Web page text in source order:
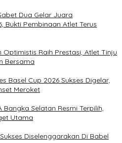
Dua Gelar Juara
Bukti Pembinaan Atlet Terus
Raih Prestasi, Atlet Tinju
Bersama
Basel Cup 2026 Sukses Digelar,
Meroket
Bangka Selatan Resmi Terpilih,
Utama
Diselenggarakan Di Babel